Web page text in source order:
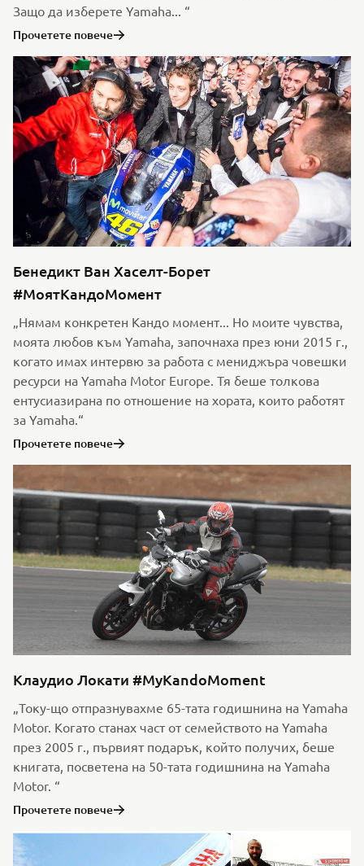
Защо да изберете Yamaha... “
Прочетете повече
Бенедикт Ван Хаселт-Борет
#МоятКандоМомент
„Нямам конкретен Кандо момент... Но моите чувства,
моята любов към Yamaha, започнаха през юни 2015 г.,
когато имах интервю за работа с мениджъра човешки
ресурси на Yamaha Motor Europe. Тя беше толкова
ентусиазирана по отношение на хората, които работят
за Yamaha.“
Прочетете повече
Клаудио Локати #MyKandoMoment
„Току-що отпразнувахме 65-тата годишнина на Yamaha
Motor. Когато станах част от семейството на Yamaha
през 2005 г., първият подарък, който получих, беше
книгата, посветена на 50-тата годишнина на Yamaha
Motor. “
Прочетете повече